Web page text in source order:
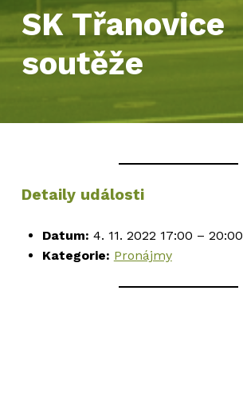
SK Třanovice
soutěže
Detaily události
Datum: 4. 11. 2022 17:00 – 20:00
Kategorie: Pronájmy